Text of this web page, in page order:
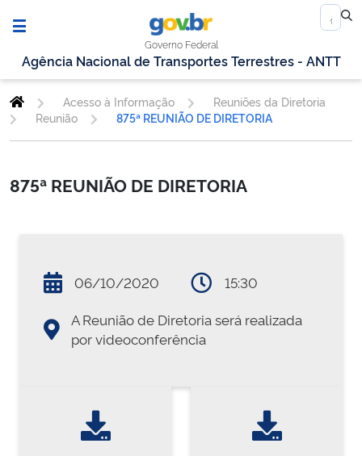
Governo Federal
Agência Nacional de Transportes Terrestres - ANTT
Acesso à Informação
Reuniões da Diretoria
Reunião
875ª REUNIÃO DE DIRETORIA
875ª REUNIÃO DE DIRETORIA
06/10/2020
15:30
A Reunião de Diretoria será realizada
por videoconferência